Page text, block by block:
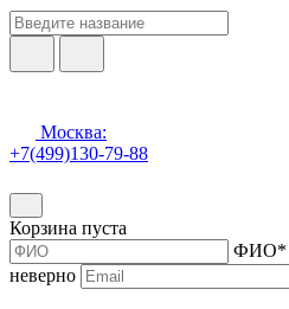
Москва:
+7(499)130-79-88
Корзина пуста
ФИО*
неверно